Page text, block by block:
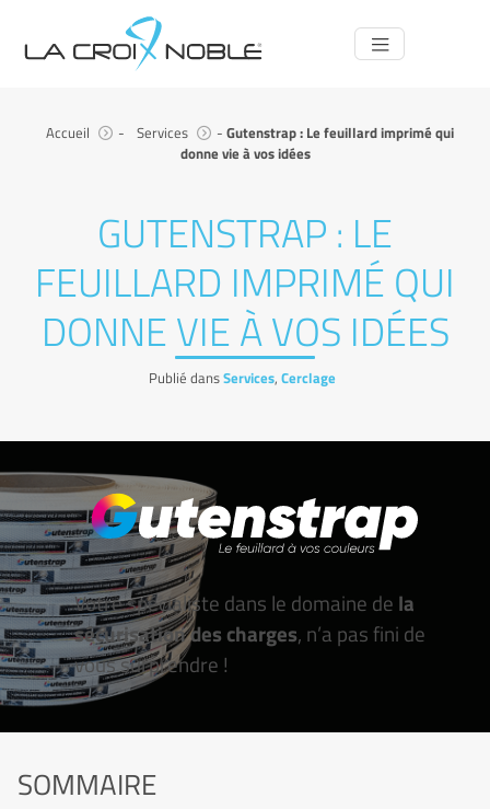
Navigation
Accueil - Services - Gutenstrap : Le feuillard imprimé qui
donne vie à vos idées
GUTENSTRAP : LE
FEUILLARD IMPRIMÉ QUI
DONNE VIE À VOS IDÉES
Publié dansServices, Cerclage
Votre spécialiste dans le domaine de la
sécurisation des charges, n’a pas fini de
vous surprendre !
SOMMAIRE